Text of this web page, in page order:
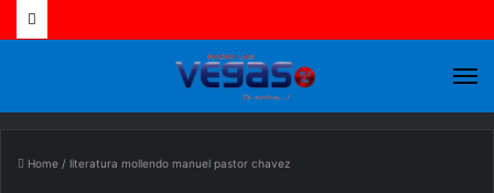
Home / literatura mollendo manuel pastor chavez